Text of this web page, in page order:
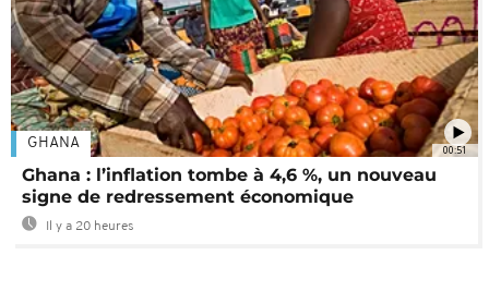
00:51
GHANA
Ghana : l’inflation tombe à 4,6 %, un nouveau
signe de redressement économique
Il y a 20 heures